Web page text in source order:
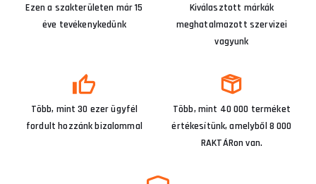
Ezen a szakterületen már 15
éve tevékenykedünk
Kiválasztott márkák
meghatalmazott szervizei
vagyunk
Több, mint 30 ezer ügyfél
fordult hozzánk bizalommal
Több, mint 40 000 terméket
értékesítünk, amelyből 8 000
RAKTÁRon van.